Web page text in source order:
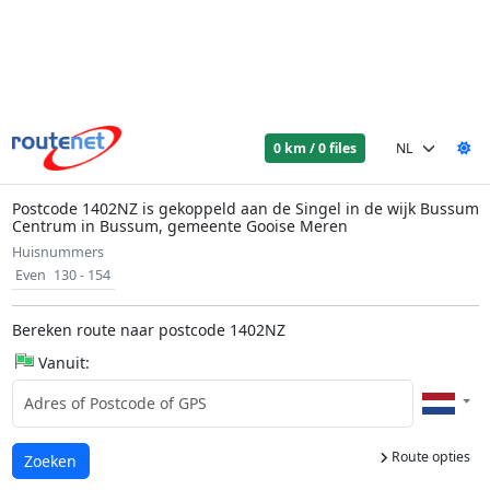
0 km / 0 files
Postcode 1402NZ is gekoppeld aan de Singel in de wijk Bussum
Centrum in Bussum, gemeente Gooise Meren
Huisnummers
Even 130 - 154
Bereken route naar postcode 1402NZ
Vanuit:
Route opties
Laden...
Zoeken